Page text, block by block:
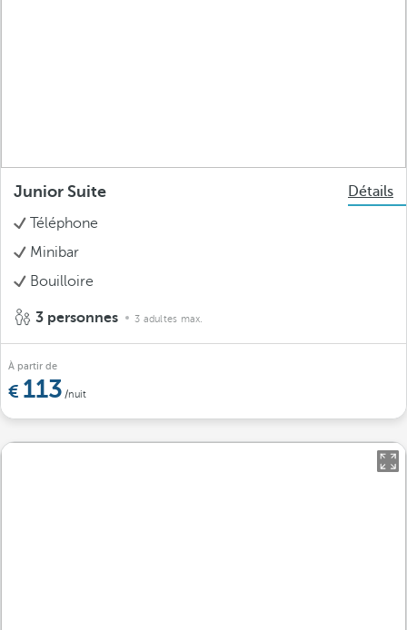
Junior Suite
Détails
Téléphone
Minibar
Bouilloire
3 personnes 3 adultes max.
À partir de
113 /nuit